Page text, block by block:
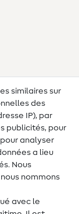
similaires sur
des
IP), par
publicités, pour
analyser
a lieu
Nous
nommons
avec le